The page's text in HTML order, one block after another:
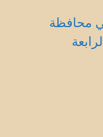
محافظة